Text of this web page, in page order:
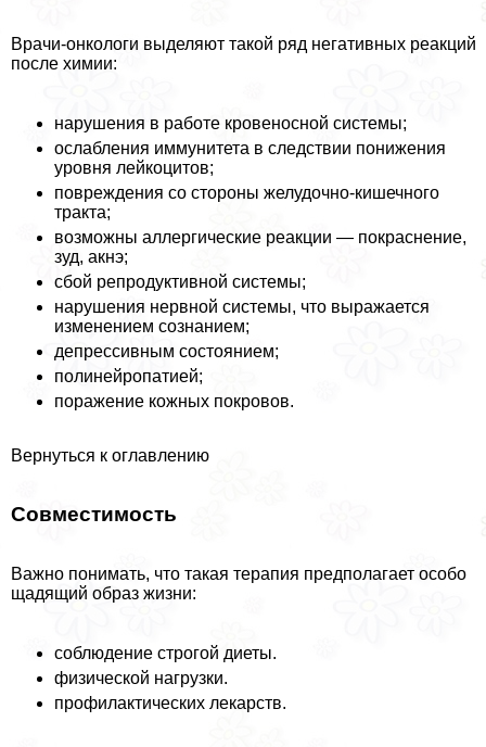
Врачи-oнкoлoги выделяют такой ряд негативных реакций
после химии:
нарушения в работе кровеносной системы;
ослабления иммунитета в следствии понижения
уровня лейкоцитов;
повреждения со стороны желудочно-кишечного
тpaкта;
возможны аллергические реакции — покраснение,
зуд, акнэ;
сбой репродуктивной системы;
нарушения нервной системы, что выражается
изменением сознанием;
депрессивным состоянием;
полинейропатией;
поражение кожных покровов.
Вернуться к оглавлению
Совместимость
Важно понимать, что такая терапия предполагает особо
щадящий образ жизни:
соблюдение строгой диеты.
физической нагрузки.
профилактических лекарств.